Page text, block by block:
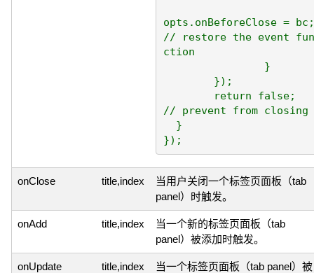
opts.onBeforeClose = bc;
// restore the event fun
ction
// prevent from closing
onClose title,index
当用户关闭一个标签页面板（tab
panel）时触发。
onAdd title,index
当一个新的标签页面板（tab
panel）被添加时触发。
onUpdate title,index
当一个标签页面板（tab panel）被